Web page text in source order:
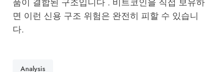
품이 결합된 구조입니다 . 비트코인을 직접 보유하
면 이런 신용 구조 위험은 완전히 피할 수 있습니
다.
Analysis